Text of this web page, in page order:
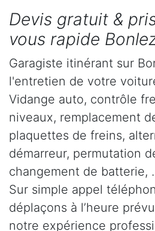
Devis gratuit &
vous rapide
Garagiste itinérant sur
l'entretien de votre
Vidange auto, contrôle
niveaux, remplacement
plaquettes de freins,
démarreur, permutation
changement de batterie,
Sur simple appel
déplaçons à l’heure
notre expérience